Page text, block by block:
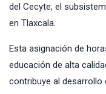
del Cecyte, el
en Tlaxcala.
Esta asignación de
educación de alta
contribuye al desarrollo